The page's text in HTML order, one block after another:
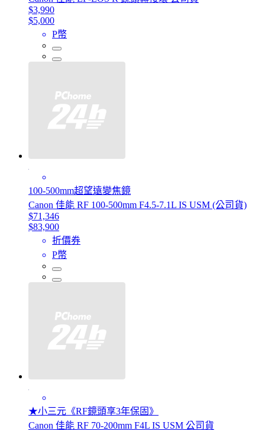
$3,990
$5,000
P幣
100-500mm超望遠變焦鏡
Canon 佳能 RF 100-500mm F4.5-7.1L IS USM (公司貨)
$71,346
$83,900
折價券
P幣
★小三元《RF鏡頭享3年保固》
Canon 佳能 RF 70-200mm F4L IS USM 公司貨